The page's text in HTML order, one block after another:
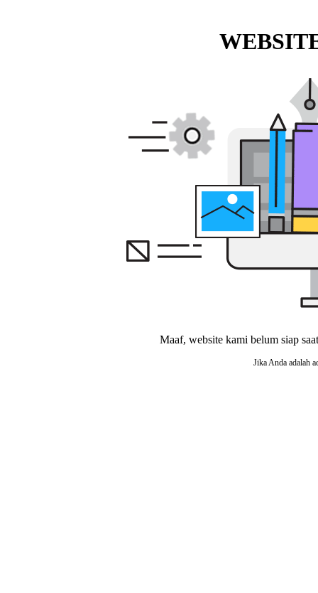
Maaf, website kami belum siap
Jika Anda adalah